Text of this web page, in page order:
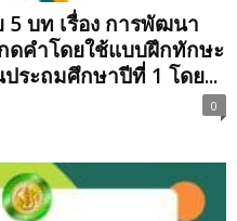
5 บท เรื่อง การพัฒนา
ดคำโดยใช้แบบฝึกทักษะ
ระถมศึกษาปีที่ 1 โดย...
0